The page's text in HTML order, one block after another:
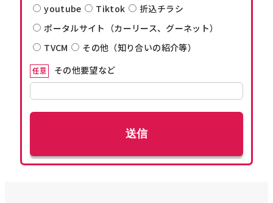
youtube Tiktok
折込チラシ
ポータルサイト（カーリース、グーネット）
TVCM
その他（知り合いの紹介等）
任意 その他要望など